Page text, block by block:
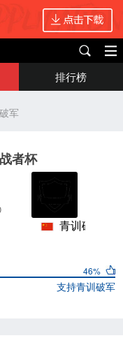
排行榜
军
者杯
青训破军
46%
支持青训破军